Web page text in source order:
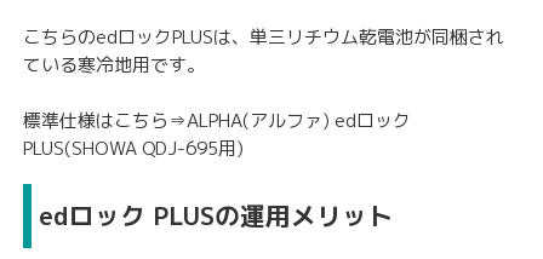
こちらのedロックPLUSは、単三リチウム乾電池が同梱され
ている寒冷地用です。
標準仕様はこちら⇒ALPHA(アルファ) edロック
PLUS(SHOWA QDJ-695用)
edロック PLUSの運用メリット